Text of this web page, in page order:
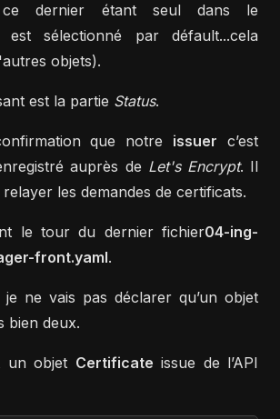
dernier étant seul dans le
est sélectionné par défault...cela
objets).
est la partie Status.
que notre issuer c’est
auprès de Let's Encrypt. Il
les demandes de certificats.
le tour du dernier fichier04-ing-
front.yaml.
ne vais pas déclarer qu’un objet
bien deux.
un objet Certificate issue de l’API